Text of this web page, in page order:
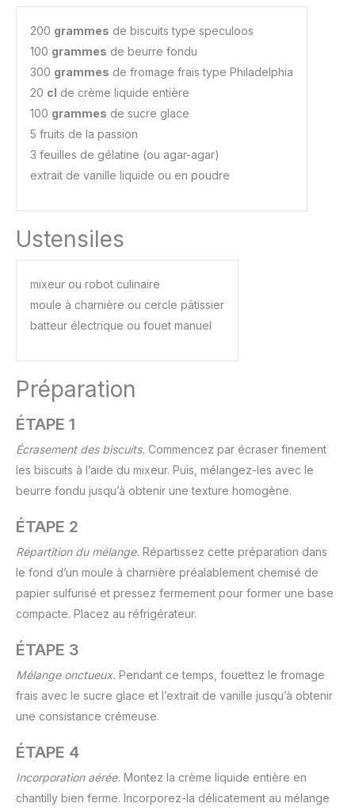
200 grammes de biscuits type speculoos
100 grammes de beurre fondu
300 grammes de fromage frais type Philadelphia
20 cl de crème liquide entière
100 grammes de sucre glace
5 fruits de la passion
3 feuilles de gélatine (ou agar-agar)
extrait de vanille liquide ou en poudre
Ustensiles
mixeur ou robot culinaire
moule à charnière ou cercle pâtissier
batteur électrique ou fouet manuel
Préparation
ÉTAPE 1
Écrasement des biscuits. Commencez par écraser finement
les biscuits à l’aide du mixeur. Puis, mélangez-les avec le
beurre fondu jusqu’à obtenir une texture homogène.
ÉTAPE 2
Répartition du mélange. Répartissez cette préparation dans
le fond d’un moule à charnière préalablement chemisé de
papier sulfurisé et pressez fermement pour former une base
compacte. Placez au réfrigérateur.
ÉTAPE 3
Mélange onctueux. Pendant ce temps, fouettez le fromage
frais avec le sucre glace et l’extrait de vanille jusqu’à obtenir
une consistance crémeuse.
ÉTAPE 4
Incorporation aérée. Montez la crème liquide entière en
chantilly bien ferme. Incorporez-la délicatement au mélange